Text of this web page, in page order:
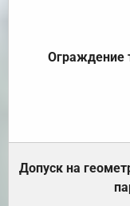
Ограждение
Допуск на